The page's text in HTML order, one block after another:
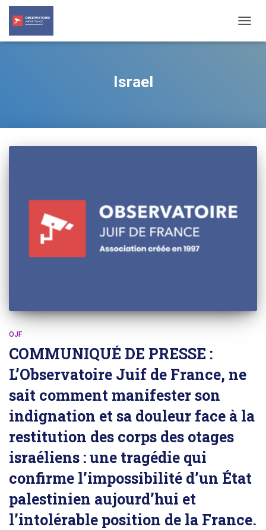
Israel
OJF
COMMUNIQUÉ DE PRESSE :
L’Observatoire Juif de France, ne
sait comment manifester son
indignation et sa douleur face à la
restitution des corps des otages
israéliens : une tragédie qui
confirme l’impossibilité d’un État
palestinien aujourd’hui et
l’intolérable position de la France.